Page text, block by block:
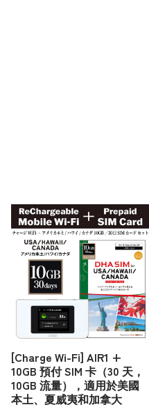
[Charge Wi-Fi] AIR1 +
10GB 預付 SIM 卡（30 天，
10GB 流量），適用於美國
本土、夏威夷和加拿大